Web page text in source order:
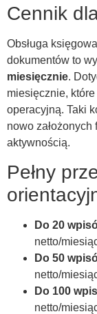
Cennik
Obsługa
dokumentów to
miesięcznie.
miesięcznie,
operacyjną. Taki
nowo
aktywnością.
Pełny
Do 20
netto/
Do 50
netto/
Do 100
netto/